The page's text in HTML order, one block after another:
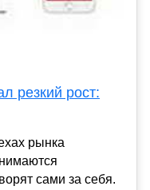
резкий рост:
рынка
сами за себя.